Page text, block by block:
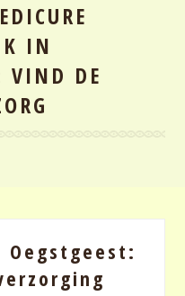
IN
VIND DE
Oegstgeest: